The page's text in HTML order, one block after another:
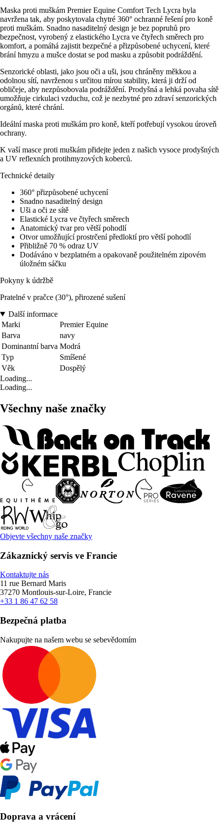
Maska proti muškám Premier Equine Comfort Tech Lycra byla
navržena tak, aby poskytovala chytré 360° ochranné řešení pro koně
proti muškám. Snadno nasaditelný design je bez popruhů pro
bezpečnost, vyrobený z elastického Lycra ve čtyřech směrech pro
komfort, a pomáhá zajistit bezpečné a přizpůsobené uchycení, které
brání hmyzu a mušce dostat se pod masku a způsobit podráždění.
Senzorické oblasti, jako jsou oči a uši, jsou chráněny měkkou a
odolnou sítí, navrženou s určitou mírou stability, která ji drží od
obličeje, aby nezpůsobovala podráždění. Prodyšná a lehká povaha sítě
umožňuje cirkulaci vzduchu, což je nezbytné pro zdraví senzorických
orgánů, které chrání.
Ideální maska proti muškám pro koně, kteří potřebují vysokou úroveň
ochrany.
K vaší masce proti muškám přidejte jeden z našich vysoce prodyšných
a UV reflexních protihmyzových koberců.
Technické detaily
360° přizpůsobené uchycení
Snadno nasaditelný design
Uši a oči ze sítě
Elastické Lycra ve čtyřech směrech
Anatomický tvar pro větší pohodlí
Otvor umožňující prostrčení předloktí pro větší pohodlí
Přibližně 70 % odraz UV
Dodáváno v bezplatném a opakovaně použitelném zipovém
úložném sáčku
Pokyny k údržbě
Pratelné v pračce (30°), přirozené sušení
Další informace
Marki
Premier Equine
Barva
navy
Dominantní barva Modrá
Typ
Smíšené
Věk
Dospělý
Loading...
Loading...
Všechny naše značky
Objevte všechny naše značky
Zákaznický servis ve Francie
Kontaktujte nás
11 rue Bernard Maris
37270 Montlouis-sur-Loire, Francie
+33 1 86 47 62 58
Bezpečná platba
Nakupujte na našem webu se sebevědomím
Doprava a vrácení